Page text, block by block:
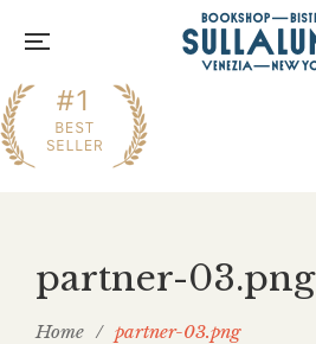
partner-03.png
Home / partner-03.png